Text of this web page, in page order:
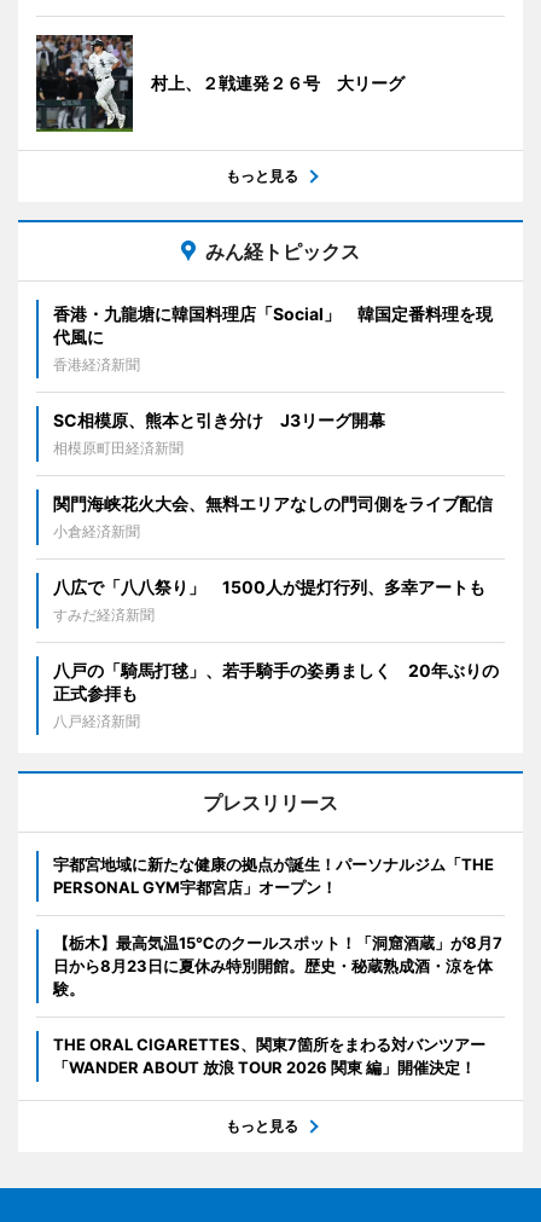
村上、２戦連発２６号 大リーグ
もっと見る
みん経トピックス
香港・九龍塘に韓国料理店「Social」 韓国定番料理を現
代風に
香港経済新聞
SC相模原、熊本と引き分け J3リーグ開幕
相模原町田経済新聞
関門海峡花火大会、無料エリアなしの門司側をライブ配信
小倉経済新聞
八広で「八八祭り」 1500人が提灯行列、多幸アートも
すみだ経済新聞
八戸の「騎馬打毬」、若手騎手の姿勇ましく 20年ぶりの
正式参拝も
八戸経済新聞
プレスリリース
宇都宮地域に新たな健康の拠点が誕生！パーソナルジム「THE
PERSONAL GYM宇都宮店」オープン！
【栃木】最高気温15℃のクールスポット！「洞窟酒蔵」が8月7
日から8月23日に夏休み特別開館。歴史・秘蔵熟成酒・涼を体
験。
THE ORAL CIGARETTES、関東7箇所をまわる対バンツアー
「WANDER ABOUT 放浪 TOUR 2026 関東 編」開催決定！
もっと見る